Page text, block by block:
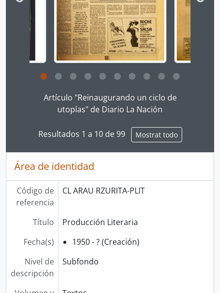
Artículo "Reinaugurando un ciclo de
utopías" de Diario La Nación
Resultados 1 a 10 de 99 Mostrat todo
Área de identidad
Código de
referencia
CL ARAU RZURITA-PLIT
Título
Producción Literaria
Fecha(s)
1950 - ? (Creación)
Nivel de
descripción
Subfondo